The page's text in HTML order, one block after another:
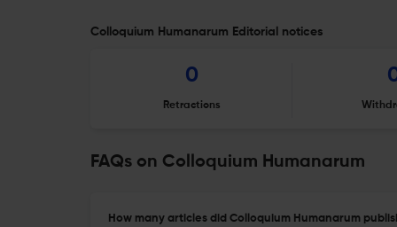
Colloquium Humanarum Editorial notices
0
Retractions
FAQs on Colloquium Humanarum
How many articles did Colloquium Humanarum